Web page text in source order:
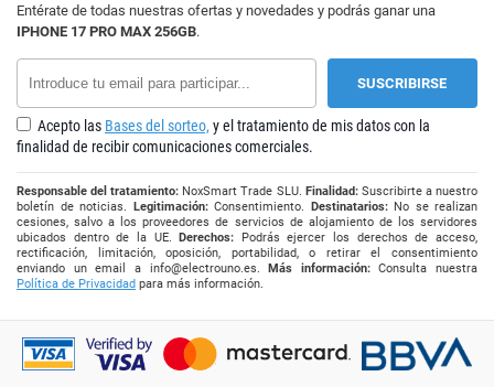
Entérate de todas nuestras ofertas y novedades y podrás ganar una
IPHONE 17 PRO MAX 256GB.
Acepto las Bases del sorteo, y el tratamiento de mis datos con la
finalidad de recibir comunicaciones comerciales.
Responsable del tratamiento: NoxSmart Trade SLU. Finalidad:Suscribirte a nuestro
boletín de noticias. Legitimación:Consentimiento. Destinatarios:No se realizan
cesiones, salvo a los proveedores de servicios de alojamiento de los servidores
ubicados dentro de la UE.Derechos: Podrás ejercer los derechos de acceso,
rectificación, limitación, oposición, portabilidad, o retirar el consentimiento
enviando un email a info@electrouno.es.Más información:Consulta nuestra
Política de Privacidad para más información.